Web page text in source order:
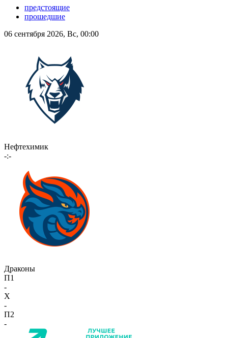
предстоящие
прошедшие
06 сентября 2026, Вс, 00:00
Нефтехимик
-:-
Драконы
П1
-
X
-
П2
-